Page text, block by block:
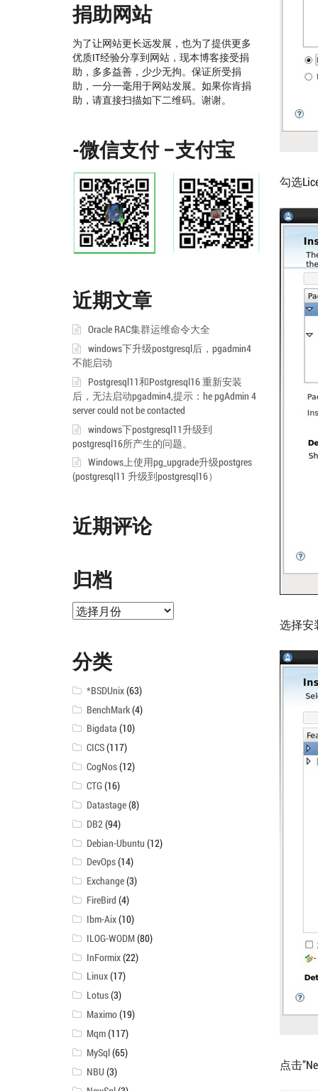
勾选
选择安
点击
捐助网站
为了让网站更长远发展，也为了提供更多
优质IT经验分享到网站，现本博客接受捐
助，多多益善，少少无拘。保证所受捐
助，一分一毫用于网站发展。如果你肯捐
助，请直接扫描如下二维码。谢谢。
-微信支付 –支付宝
近期文章
Oracle RAC集群运维命令大全
windows下升级postgresql后，pgadmin4
不能启动
Postgresql11和Postgresql16 重新安装
后，无法启动pgadmin4,提示：he pgAdmin 4
server could not be contacted
windows下postgresql11升级到
postgresql16所产生的问题。
Windows上使用pg_upgrade升级postgres
(postgresql11 升级到postgresql16）
近期评论
归档
归
分类
*BSDUnix(63)
BenchMark(4)
Bigdata (10)
CICS(117)
CogNos(12)
CTG(16)
Datastage(8)
DB2(94)
Debian-Ubuntu (12)
DevOps(14)
Exchange(3)
FireBird (4)
Ibm-Aix(10)
ILOG-WODM(80)
InFormix(22)
Linux(17)
Lotus(3)
Maximo(19)
Mqm(117)
MySql(65)
NBU(3)